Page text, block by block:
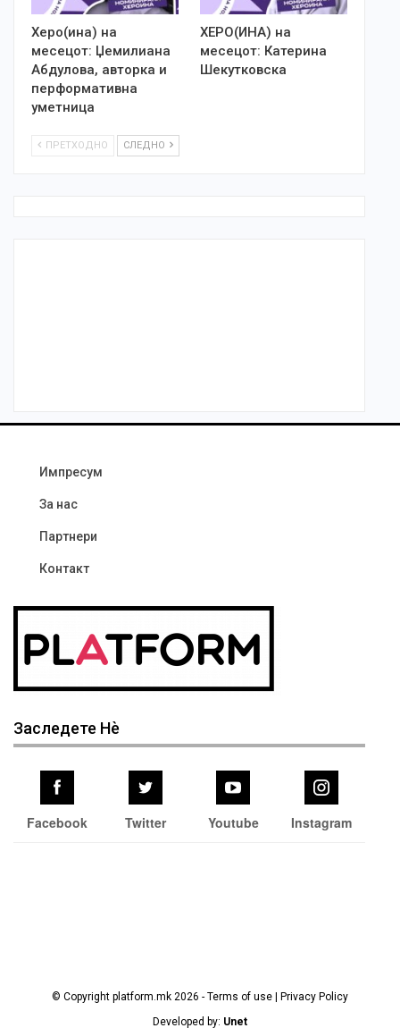
Херо(ина) на
месецот: Џемилиана
Абдулова, авторка и
перформативна
уметница
ХЕРО(ИНА) на
месецот: Катерина
Шекутковска
ПРЕТХОДНО СЛЕДНО
Импресум
За нас
Партнери
Контакт
Заследете Нѐ
Facebook Twitter Youtube Instagram
© Copyright platform.mk 2026 - Terms of use | Privacy Policy
Developed by: Unet